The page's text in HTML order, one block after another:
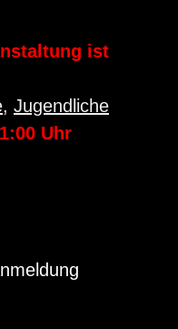
ist
, Jugendliche
Uhr